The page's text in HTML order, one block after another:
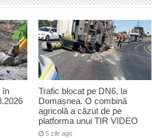
în
Trafic blocat pe DN6, la
Domașnea. O combină
agricolă a căzut de pe
platforma unui TIR VIDEO
5 zile ago